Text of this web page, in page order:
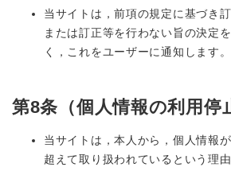
当サイトは，前項の規定に基づき
または訂正等を行わない旨の決定
く，これをユーザーに通知します。
第8条（個人情報の利用停
当サイトは，本人から，個人情報
超えて取り扱われているという理